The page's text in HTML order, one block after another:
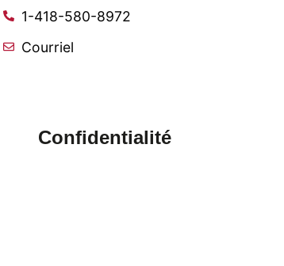
1-418-580-8972
Courriel
Confidentialité